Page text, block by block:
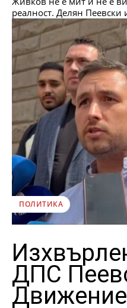
реалност. Делян
ПОЛИТИКА
ДПС